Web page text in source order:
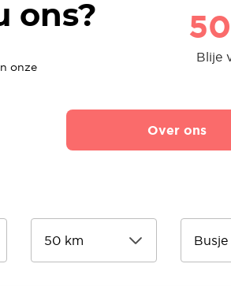
ons?
onze
Blije
Over ons